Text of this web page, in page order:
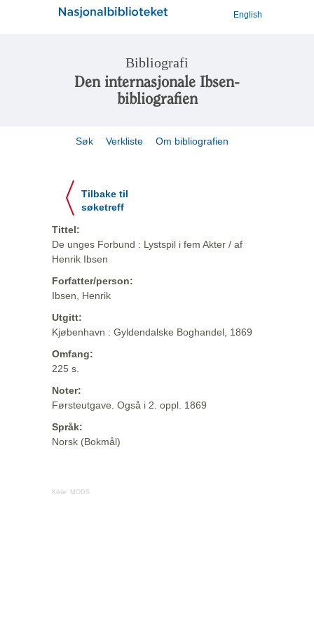
English
Bibliografi
Den internasjonale Ibsen-
bibliografien
Søk Verkliste Om bibliografien
Tilbake til
søketreff
Tittel:
De unges Forbund : Lystspil i fem Akter / af
Henrik Ibsen
Forfatter/person:
Ibsen, Henrik
Utgitt:
Kjøbenhavn : Gyldendalske Boghandel, 1869
Omfang:
225 s.
Noter:
Førsteutgave. Også i 2. oppl. 1869
Språk:
Norsk (Bokmål)
Kilde: MODS